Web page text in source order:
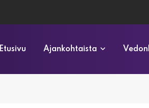
Etusivu Ajankohtaista